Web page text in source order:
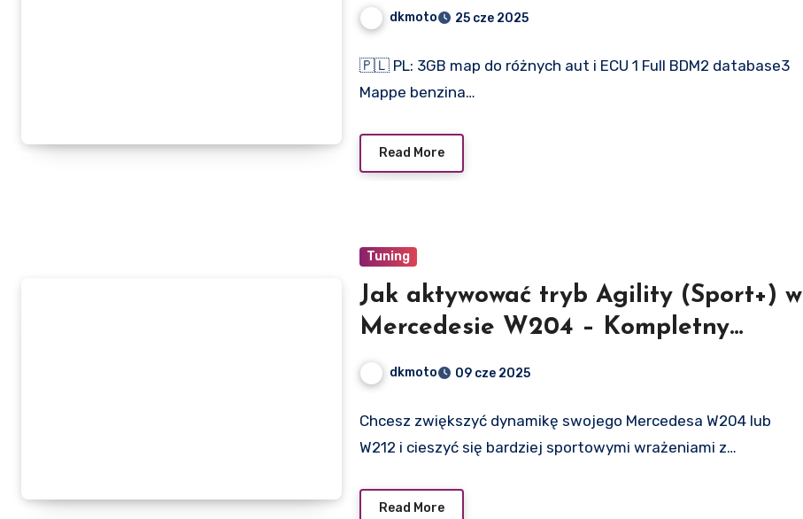
dkmoto 25 cze 2025
🇵🇱 PL: 3GB map do różnych aut i ECU 1 Full BDM2 database3
Mappe benzina…
Read More
Tuning
Jak aktywować tryb Agility (Sport+) w
Mercedesie W204 – Kompletny
dkmoto 09 cze 2025
Chcesz zwiększyć dynamikę swojego Mercedesa W204 lub
W212 i cieszyć się bardziej sportowymi wrażeniami z…
Read More